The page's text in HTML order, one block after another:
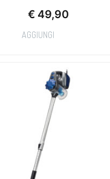
€ 49,90
AGGIUNGI